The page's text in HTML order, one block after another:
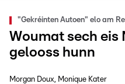
"Gekréinten Autoen" elo am
Woumat sech eis
gelooss hunn
Morgan Doux Monique Kater